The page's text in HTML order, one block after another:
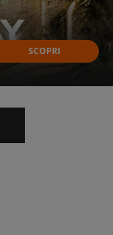
SCOPRI